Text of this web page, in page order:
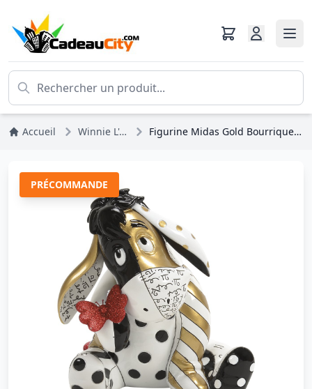
Accueil Winnie L'ourson Figurine Midas Gold Bourriquet - Disney Britto
PRÉCOMMANDE